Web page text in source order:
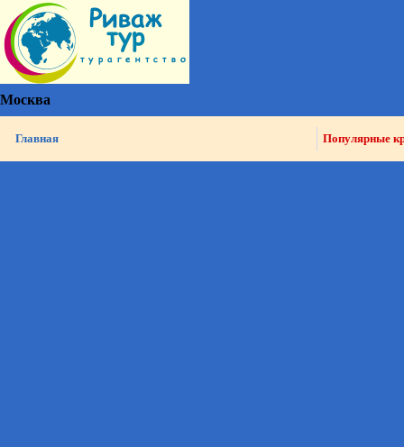
Москва
Главная Популярные